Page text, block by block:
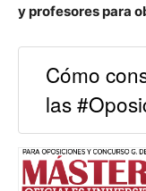
y profesores para
Cómo
las